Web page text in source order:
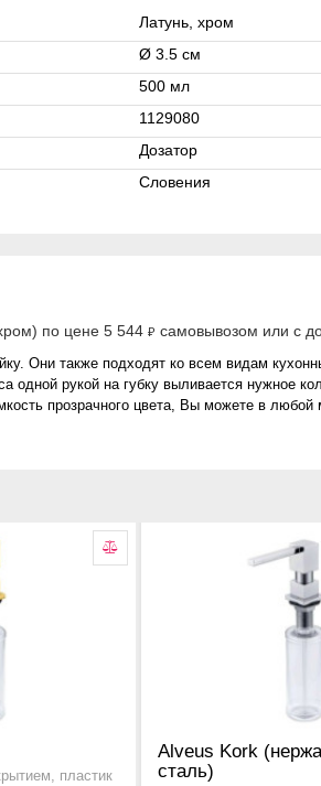
Латунь, хром
Ø 3.5 см
500 мл
1129080
Дозатор
Словения
по цене 5 544 ₽ самовывозом или с
Они также подходят ко всем видам
одной рукой на губку выливается нужное
прозрачного цвета, Вы можете в
пластик
Alveus Kork
сталь)